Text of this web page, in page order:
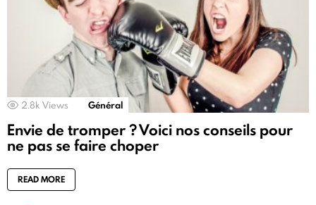
2.8k Views Général
Envie de tromper ? Voici nos conseils pour
ne pas se faire choper
READ MORE